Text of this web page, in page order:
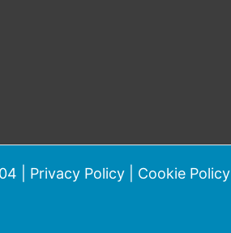
| Privacy Policy Cookie Policy